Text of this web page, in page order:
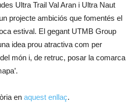
Ultra Trail Val Aran i Ultra Naut
projecte ambiciós que fomentés el
estival. El gegant UTMB Group
idea prou atractiva com per
món i, de retruc, posar la comarca
en aquest enllaç.